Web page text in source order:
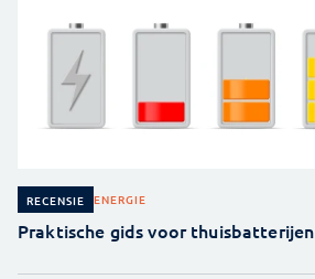
RECENSIE ENERGIE
Praktische gids voor thuisbatterijen